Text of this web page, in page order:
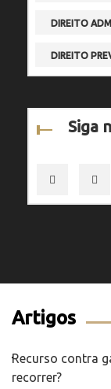
DIREITO
DIREITO
Siga
Artigos
Recurso contra
recorrer?